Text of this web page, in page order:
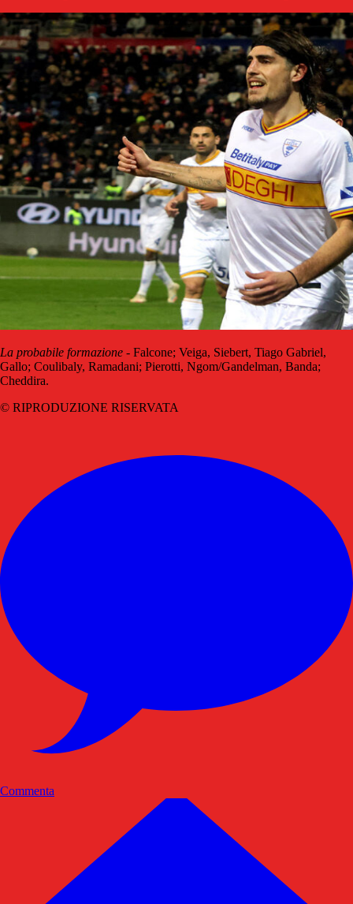
La probabile formazione - Falcone; Veiga, Siebert, Tiago Gabriel,
Gallo; Coulibaly, Ramadani; Pierotti, Ngom/Gandelman, Banda;
Cheddira.
© RIPRODUZIONE RISERVATA
Commenta